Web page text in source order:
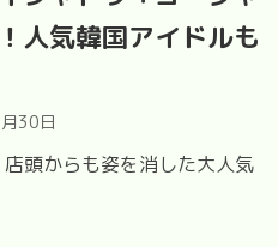
人気韓国アイドルも
30日
頭からも姿を消した大人気